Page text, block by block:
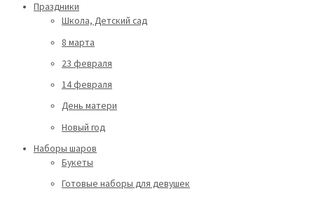
Праздники
Школа, Детский сад
8 марта
23 февраля
14 февраля
День матери
Новый год
Наборы шаров
Букеты
Готовые наборы для девушек